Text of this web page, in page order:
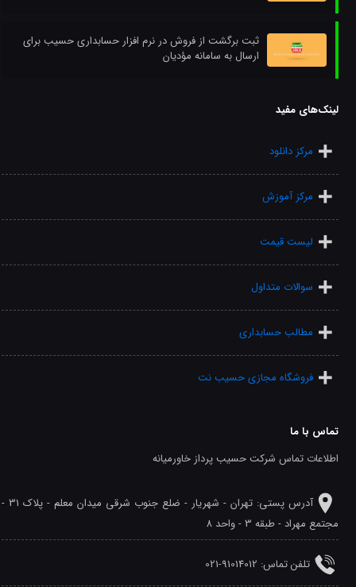
ثبت برگشت از فروش در نرم افزار حسابداری حسیب برای
ارسال به سامانه مؤدیان
لینک‌های مفید
مرکز دانلود
مرکز آموزش
لیست قیمت
سوالات متداول
مطالب حسابداری
فروشگاه مجازی حسیب نت
تماس با ما
اطلاعات تماس شرکت حسیب پرداز خاورمیانه
آدرس پستی: تهران - شهريار - ضلع جنوب شرقی میدان معلم - پلاک 31 -
مجتمع مهراد - طبقه 3 - واحد 8
تلفن‌ تماس: 91014012-021